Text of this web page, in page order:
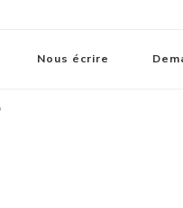
Nous écrire